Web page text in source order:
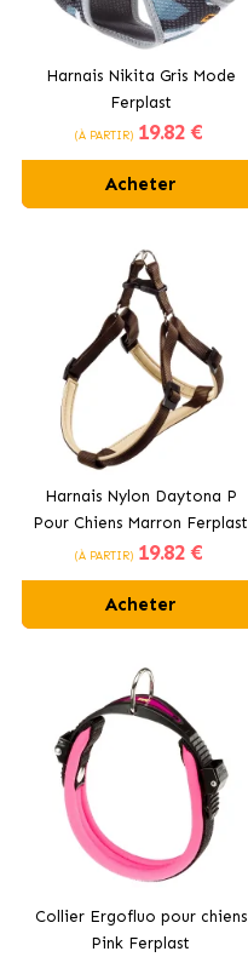
Harnais Nikita Gris Mode
Ferplast
(À PARTIR) 19.82 €
Acheter
Harnais Nylon Daytona P
Pour Chiens Marron Ferplast
(À PARTIR) 19.82 €
Acheter
Collier Ergofluo pour chiens
Pink Ferplast